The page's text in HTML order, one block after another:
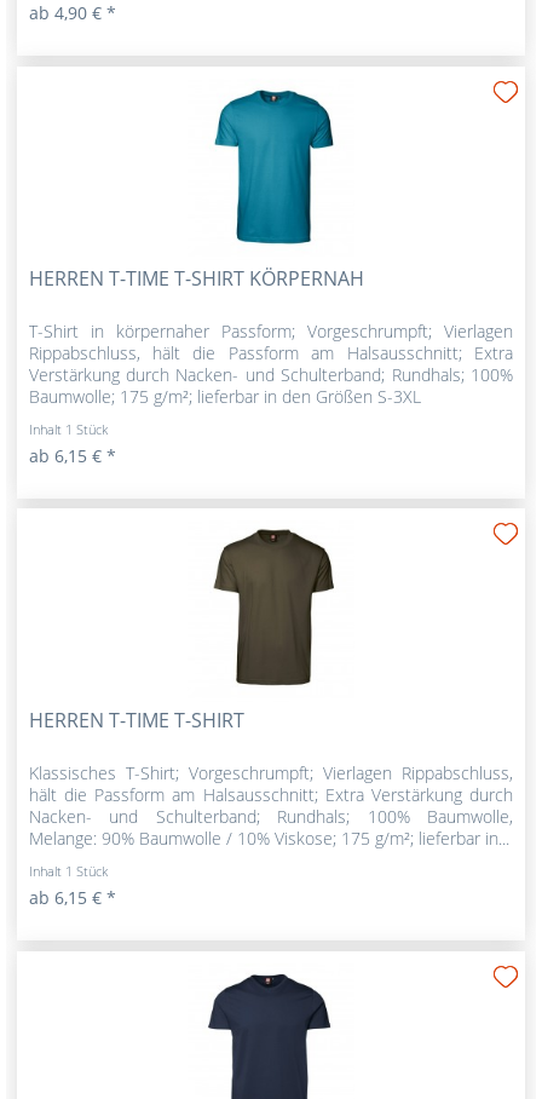
ab 4,90 € *
HERREN T-TIME T-SHIRT KÖRPERNAH
T-Shirt in körpernaher Passform; Vorgeschrumpft; Vierlagen
Rippabschluss, hält die Passform am Halsausschnitt; Extra
Verstärkung durch Nacken- und Schulterband; Rundhals; 100%
Baumwolle; 175 g/m²; lieferbar in den Größen S-3XL
Inhalt 1 Stück
ab 6,15 € *
HERREN T-TIME T-SHIRT
Klassisches T-Shirt; Vorgeschrumpft; Vierlagen Rippabschluss,
hält die Passform am Halsausschnitt; Extra Verstärkung durch
Nacken- und Schulterband; Rundhals; 100% Baumwolle,
Melange: 90% Baumwolle / 10% Viskose; 175 g/m²; lieferbar in...
Inhalt 1 Stück
ab 6,15 € *